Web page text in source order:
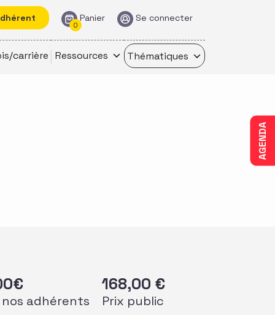
Panier
0
Se connecter
carrière Ressources Thématiques
AGENDA
€
adhérents
168,00 €
Prix public